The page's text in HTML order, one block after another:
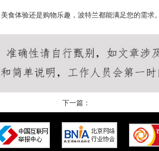
体验还是购物乐趣，波特兰都能满足您的需求
下一篇：